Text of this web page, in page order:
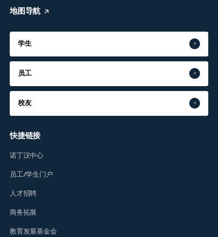
地图导航
学生
员工
校友
快捷链接
诺丁汉中心
员工/学生门户
人才招聘
商务拓展
教育发展基金会